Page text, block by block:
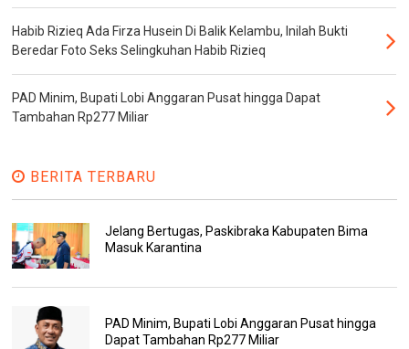
Habib Rizieq Ada Firza Husein Di Balik Kelambu, Inilah Bukti
Beredar Foto Seks Selingkuhan Habib Rizieq
PAD Minim, Bupati Lobi Anggaran Pusat hingga Dapat
Tambahan Rp277 Miliar
BERITA TERBARU
Jelang Bertugas, Paskibraka Kabupaten Bima
Masuk Karantina
PAD Minim, Bupati Lobi Anggaran Pusat hingga
Dapat Tambahan Rp277 Miliar